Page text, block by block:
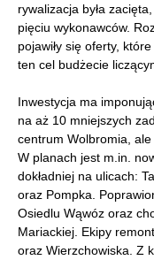
rywalizacja była
pięciu wykonawców.
pojawiły się oferty,
ten cel budżecie
Inwestycja ma
na aż 10 mniejszych
centrum Wolbromia,
W planach jest m.in.
dokładniej na ulicach:
oraz Pompka.
Osiedlu Wąwóz oraz
Mariackiej. Ekipy
oraz Wierzchowiska. Z